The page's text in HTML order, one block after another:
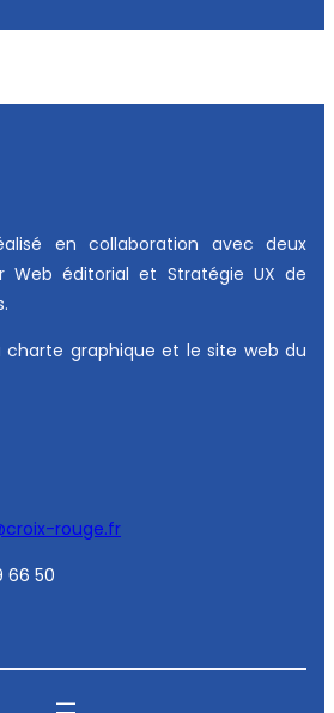
en collaboration avec deux
Web éditorial et Stratégie UX de
charte graphique et le site web du
rouge.fr
66 50